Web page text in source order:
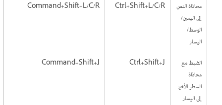
محاذاة النص
إلى اليمين/
الوسط/
Ctrl+Shift+L/C/R
Command+Shift+L/C/R
الضبط مع
السطر الأخير
إلى اليسار
Ctrl+Shift+J
Command+Shift+J